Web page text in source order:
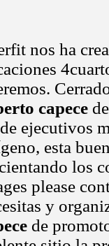
nos ha
capece
ejecutivos
esta
los
please
y
de